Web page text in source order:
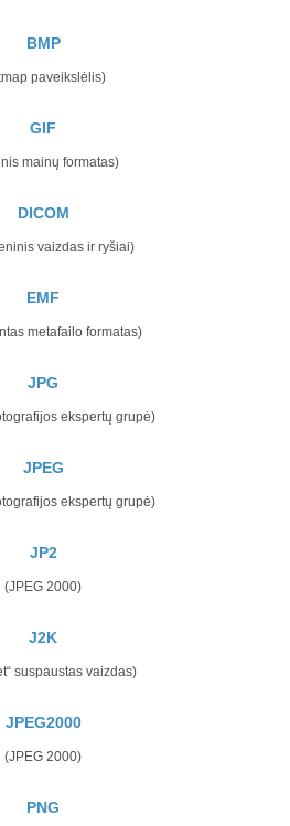
BMP
paveikslėlis)
GIF
mainų formatas)
DICOM
vaizdas ir ryšiai)
EMF
metafailo formatas)
JPG
ekspertų grupė)
JPEG
ekspertų grupė)
JP2
(JPEG 2000)
J2K
suspaustas vaizdas)
JPEG2000
(JPEG 2000)
PNG